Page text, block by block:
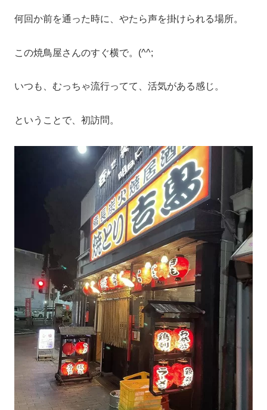
何回か前を通った時に、やたら声を掛けられる場所。
この焼鳥屋さんのすぐ横で。(^^;
いつも、むっちゃ流行ってて、活気がある感じ。
ということで、初訪問。